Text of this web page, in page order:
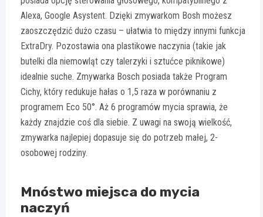
Alexa, Google Asystent. Dzięki zmywarkom Bosh możesz
zaoszczędzić dużo czasu – ułatwia to między innymi funkcja
ExtraDry. Pozostawia ona plastikowe naczynia (takie jak
butelki dla niemowląt czy talerzyki i sztućce piknikowe)
idealnie suche. Zmywarka Bosch posiada także Program
Cichy, który redukuje hałas o 1,5 raza w porównaniu z
programem Eco 50°. Aż 6 programów mycia sprawia, że
każdy znajdzie coś dla siebie. Z uwagi na swoją wielkość,
zmywarka najlepiej dopasuje się do potrzeb małej, 2-
osobowej rodziny.
Mnóstwo miejsca do mycia
naczyń